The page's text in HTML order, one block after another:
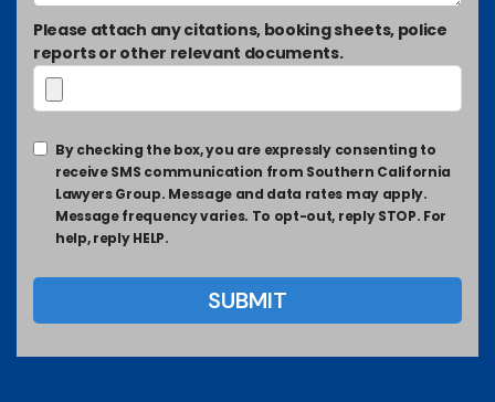
Please attach any citations, booking sheets, police
reports or other relevant documents.
By checking the box, you are expressly consenting to
receive SMS communication from Southern California
Lawyers Group. Message and data rates may apply.
Message frequency varies. To opt-out, reply STOP. For
help, reply HELP.